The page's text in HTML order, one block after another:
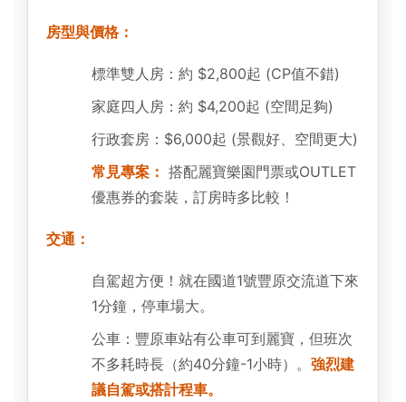
房型與價格：
標準雙人房：約 $2,800起 (CP值不錯)
家庭四人房：約 $4,200起 (空間足夠)
行政套房：$6,000起 (景觀好、空間更大)
常見專案： 搭配麗寶樂園門票或OUTLET
優惠券的套裝，訂房時多比較！
交通：
自駕超方便！就在國道1號豐原交流道下來
1分鐘，停車場大。
公車：豐原車站有公車可到麗寶，但班次
不多耗時長（約40分鐘-1小時）。 強烈建
議自駕或搭計程車。